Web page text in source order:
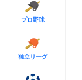
プロ野球
独立リーグ